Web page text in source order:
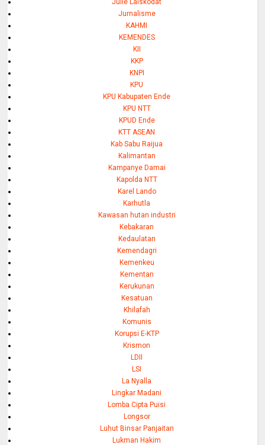
Jurnalisme
KAHMI
KEMENDES
KII
KKP
KNPI
KPU
KPU Kabupaten Ende
KPU NTT
KPUD Ende
KTT ASEAN
Kab Sabu Raijua
Kalimantan
Kampanye Damai
Kapolda NTT
Karel Lando
Karhutla
Kawasan hutan industri
Kebakaran
Kedaulatan
Kemendagri
Kemenkeu
Kementan
Kerukunan
Kesatuan
Khilafah
Komunis
Korupsi E-KTP
Krismon
LDII
LSI
La Nyalla
Lingkar Madani
Lomba Cipta Puisi
Longsor
Luhut Binsar Panjaitan
Lukman Hakim